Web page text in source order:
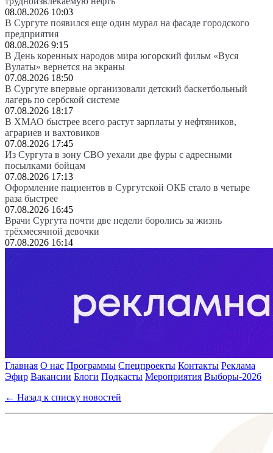
08.08.2026 10:03
В Сургуте появился еще один мурал на фасаде городского
предприятия
08.08.2026 9:15
В День коренных народов мира югорский фильм «Вуся
Вулаты» вернется на экраны
07.08.2026 18:50
В Сургуте впервые организовали детский баскетбольный
лагерь по сербской системе
07.08.2026 18:17
В ХМАО быстрее всего растут зарплаты у нефтяников,
аграриев и вахтовиков
07.08.2026 17:45
Из Сургута в зону СВО уехали две фуры с адресными
посылками бойцам
07.08.2026 17:13
Оформление пациентов в Сургутской ОКБ стало в четыре
раза быстрее
07.08.2026 16:45
Врачи Сургута почти две недели боролись за жизнь
трёхмесячной девочки
07.08.2026 16:14
Главная О нас Программы Спецпроекты Контакты Реклама
Эфир Вакансии Блоги Подкасты Мероприятия Выборы-2026
← Назад к списку новостей